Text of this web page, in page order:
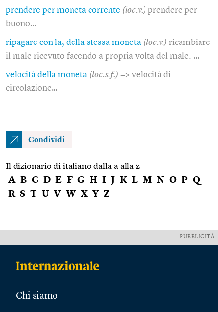
prendere per moneta corrente (loc.v.) prendere per
buono…
ripagare con la, della stessa moneta (loc.v.) ricambiare
il male ricevuto facendo a propria volta del male. …
velocità della moneta (loc.s.f.) => velocità di
circolazione…
Condividi
Il dizionario di italiano dalla a alla z
A B C D E F G H I J K L M N O P Q
R S T U V W X Y Z
PUBBLICITÀ
Chi siamo